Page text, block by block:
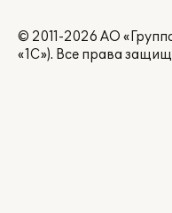
© 2011-2026 АО
«1С»). Все права